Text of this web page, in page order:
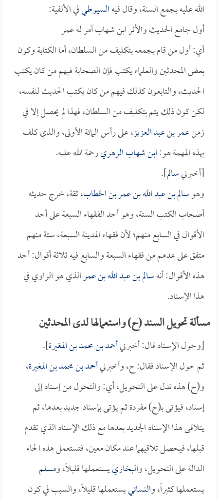
الله عليه بجمع السنة، وقال فيهالسيوطيفي الألفية:
أول جامع الحديث والأثر ابن شهاب آمر له عمر
أي: أول من قام بجمعه بتكليف من السلطان، أما الكتابة وكون
بعض المحدثين والعلماء يكتب فإن الصحابة فيهم من كان يكتب
الحديث، والتابعون كذلك فيهم من كان يكتب الحديث لنفسه،
لكن كون ذلك يتم بتكليف من السلطان، فهذا لم يحصل إلا في
زمنعمر بن عبد العزيز، على رأس المائة الأولى، والذي كلف
بهذه المهمة هو:ابن شهاب الزهريرحمة الله عليه.
[أخبرنيسالم].
وهوسالم بن عبد الله بن عمر بن الخطاب، ثقة، خرج حديثه
أصحاب الكتب الستة، وهو أحد الفقهاء السبعة على أحد
الأقوال في السابع منهم؛ لأن فقهاء المدينة السبعة، ستة منهم
متفق على عدهم من فقهاء السبعة والسابع فيه ثلاثة أقوال: أحد
هذه الأقوال: أنهسالم بن عبد الله بن عمرالذي هو الراوي في
هذا الإسناد.
مسألة تحويل السند (ح) واستعمالها لدى المحدثين
[وحول الإسناد قال: أخبرنيأحمد بن محمد بن المغيرة].
ثم حول الإسناد فقال: ح، وأخبرنيأحمد بن محمد بن المغيرة،
و(ح) هذه تدل على التحويل، أي: والتحول من إسناد إلى
إسناد، فيؤتى بـ(ح) مفردة ثم يؤتى بإسناد جديد بعدها، ثم
يتلاقى هذا الإسناد الجديد بعدها مع ذلك الإسناد الذي تقدم
قبلها، فيحصل تلاقيهما عند مكان معين، فتستعمل هذه الحاء
الدالة على التحويل، والبخارييستعملها قليلاً، ومسلم
يستعملها كثيراً، والنسائييستعملها قليلاً، والسبب في كون